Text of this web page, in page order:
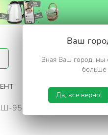
Ваш
Зная Ваш город, мы
больше
Да, все верно!
САД И ОГОРОД
9535